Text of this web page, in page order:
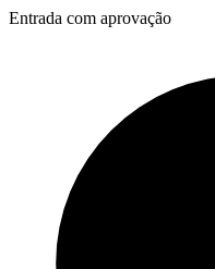
Entrada com aprovação